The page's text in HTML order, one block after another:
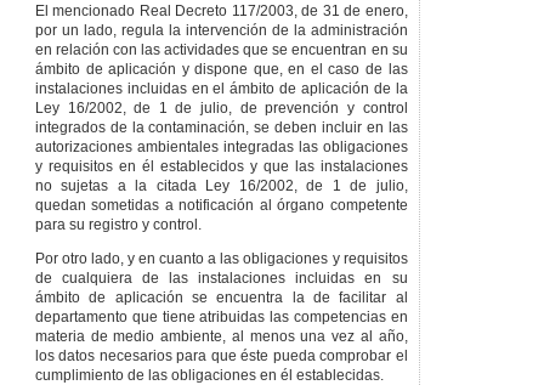
El mencionado Real Decreto 117/2003, de 31 de enero,
por un lado, regula la intervención de la administración
en relación con las actividades que se encuentran en su
ámbito de aplicación y dispone que, en el caso de las
instalaciones incluidas en el ámbito de aplicación de la
Ley 16/2002, de 1 de julio, de prevención y control
integrados de la contaminación, se deben incluir en las
autorizaciones ambientales integradas las obligaciones
y requisitos en él establecidos y que las instalaciones
no sujetas a la citada Ley 16/2002, de 1 de julio,
quedan sometidas a notificación al órgano competente
para su registro y control.
Por otro lado, y en cuanto a las obligaciones y requisitos
de cualquiera de las instalaciones incluidas en su
ámbito de aplicación se encuentra la de facilitar al
departamento que tiene atribuidas las competencias en
materia de medio ambiente, al menos una vez al año,
los datos necesarios para que éste pueda comprobar el
cumplimiento de las obligaciones en él establecidas.